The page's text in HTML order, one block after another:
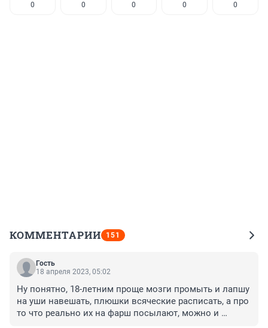
0 0 0 0 0
КОММЕНТАРИИ 151
Гость
18 апреля 2023, 05:02
Ну понятно, 18-летним проще мозги промыть и лапшу
на уши навешать, плюшки всяческие расписать, а про
то что реально их на фарш посылают, можно и